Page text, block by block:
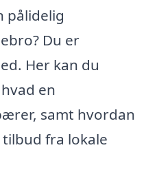
pålidelig
Du er
Her kan du
en
samt hvordan
fra lokale